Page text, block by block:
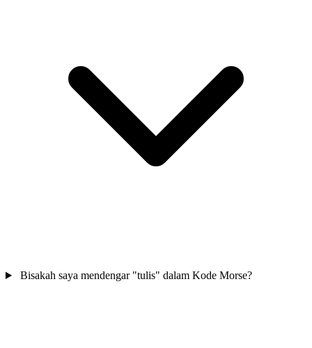
Bisakah saya mendengar "tulis" dalam Kode Morse?